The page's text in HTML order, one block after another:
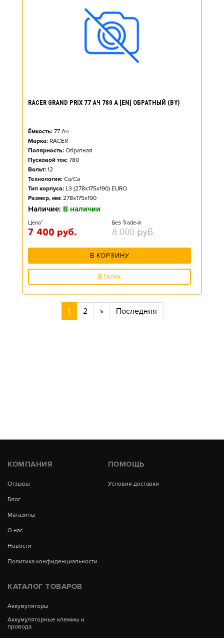
RACER GRAND PRIX 77 АЧ 780 А [EN] ОБРАТНЫЙ (BY)
Ёмкость: 77 Ач
Марка: RACER
Полярность: Обратная
Пусковой ток: 780
Вольт: 12
Технология: Ca/Ca
Тип корпуса: L3 (278x175x190) EURO
Размер, мм: 278x175x190
Наличие: В наличии
Цена*
7 400 руб.
Без Trade-in
8 000 руб.
В КОРЗИНУ
В 1 клик
1 2 » Последняя
КОМПАНИЯ
Отзывы
Блог
Магазины
О нас
Новости
Политика конфиденциальности
ПОМОЩЬ
Условия доставки
КАТАЛОГ ТОВАРОВ
Аккумуляторы
Аккумуляторные клеммы и
провода